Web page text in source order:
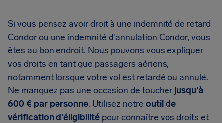
Si vous pensez avoir droit à une indemnité de retard
Condor ou une indemnité d'annulation Condor, vous
êtes au bon endroit. Nous pouvons vous expliquer
vos droits en tant que passagers aériens,
notamment lorsque votre vol est retardé ou annulé.
Ne manquez pas une occasion de toucher jusqu'à
600 € par personne. Utilisez notre outil de
vérification d'éligibilité pour connaître vos droits et